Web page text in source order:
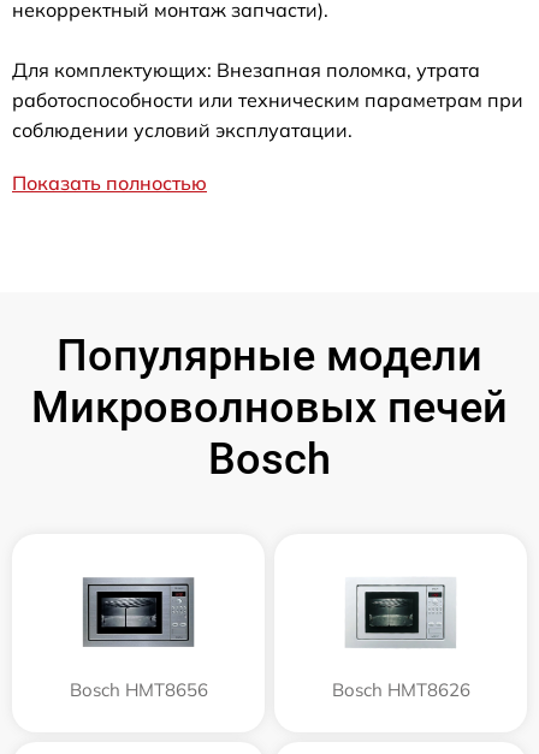
некорректный монтаж запчасти).
Для комплектующих: Внезапная поломка, утрата
работоспособности или техническим параметрам при
соблюдении условий эксплуатации.
Показать полностью
Популярные модели
Микроволновых печей
Bosch
Bosch HMT8656 Bosch HMT8626